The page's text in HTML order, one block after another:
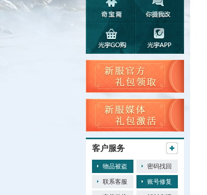
客户服务
物品被盗 密码找回
联系客服 账号修复